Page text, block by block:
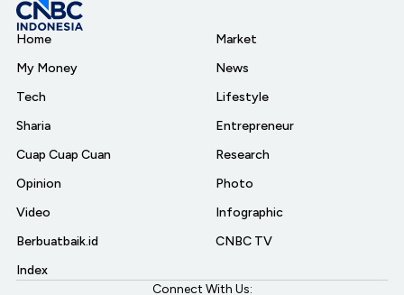
Home
My Money
Tech
Sharia
Cuap Cuap Cuan
Opinion
Video
Berbuatbaik.id
Index
Market
News
Lifestyle
Entrepreneur
Research
Photo
Infographic
CNBC TV
Connect With Us: